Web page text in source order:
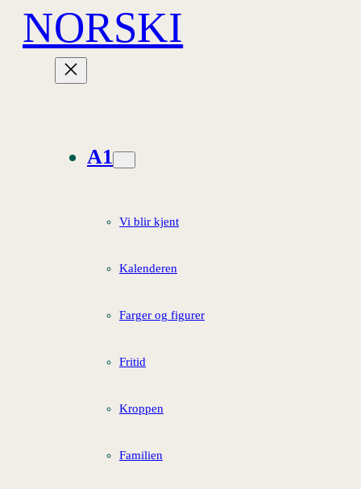
Hopp
innhold
NORSKI
A1
Vi blir kjent
Kalenderen
Farger og figurer
Fritid
Kroppen
Familien